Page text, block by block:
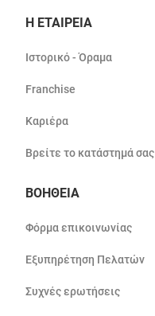
Η ΕΤΑΙΡΕΙΑ
Ιστορικό - Όραμα
Franchise
Καριέρα
Βρείτε το κατάστημά σας
ΒΟΗΘΕΙΑ
Φόρμα επικοινωνίας
Εξυπηρέτηση Πελατών
Συχνές ερωτήσεις